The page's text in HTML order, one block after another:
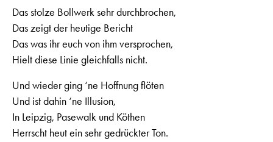
Das stolze Bollwerk sehr durchbrochen,
Das zeigt der heutige Bericht
Das was ihr euch von ihm versprochen,
Hielt diese Linie gleichfalls nicht.
Und wieder ging ‘ne Hoffnung flöten
Und ist dahin ‘ne Illusion,
In Leipzig, Pasewalk und Köthen
Herrscht heut ein sehr gedrückter Ton.